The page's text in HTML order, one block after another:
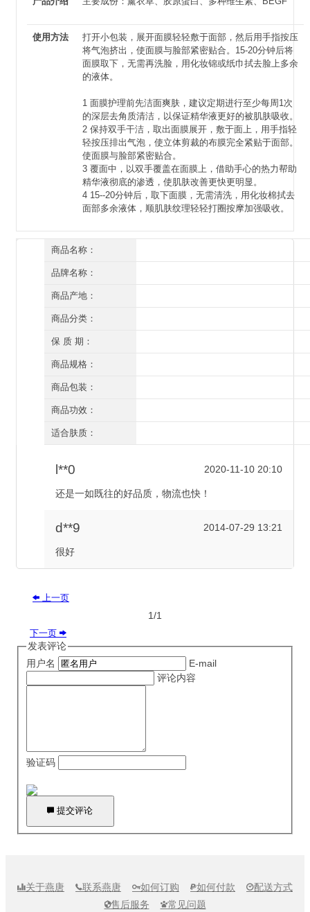
使用方法
打开小包装，展开面膜轻轻敷于面部，然后用手指按压
将气泡挤出，使面膜与脸部紧密贴合。15-20分钟后将
面膜取下，无需再洗脸，用化妆锦或纸巾拭去脸上多余
的液体。
1 面膜护理前先洁面爽肤，建议定期进行至少每周1次
的深层去角质清洁，以保证精华液更好的被肌肤吸收。
2 保持双手干洁，取出面膜展开，敷于面上，用手指轻
轻按压排出气泡，使立体剪裁的布膜完全紧贴于面部。
使面膜与脸部紧密贴合。
3 覆面中，以双手覆盖在面膜上，借助手心的热力帮助
精华液彻底的渗透，使肌肤改善更快更明显。
4 15--20分钟后，取下面膜，无需清洗，用化妆棉拭去
面部多余液体，顺肌肤纹理轻轻打圈按摩加强吸收。
商品名称：
资美惠子 薰衣草醒肤修护面膜贴6片/盒
品牌名称：
资美惠子
商品产地：
广州
商品分类：
面膜
保 质 期：
三年（开封后一年）
商品规格：
6片
商品包装：
有外盒/有塑封
商品功效：
舒缓抗敏 红血丝 损伤修复
适合肤质：
l**0 2020-11-10 20:10
还是一如既往的好品质，物流也快！
d**9 2014-07-29 13:21
很好
 上一页
1/1
下一页 
发表评论
用户名
E-mail
评论内容
验证码
 提交评论
关于燕唐 联系燕唐 如何订购 如何付款 配送方式
售后服务 常见问题